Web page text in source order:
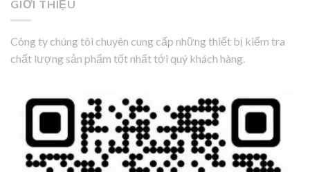
GIỚI THIỆU
Công ty chúng tôi chuyên cung cấp những thiết bị kiểm tra
chất lượng sản phẩm tốt nhất tới quý khách hàng.